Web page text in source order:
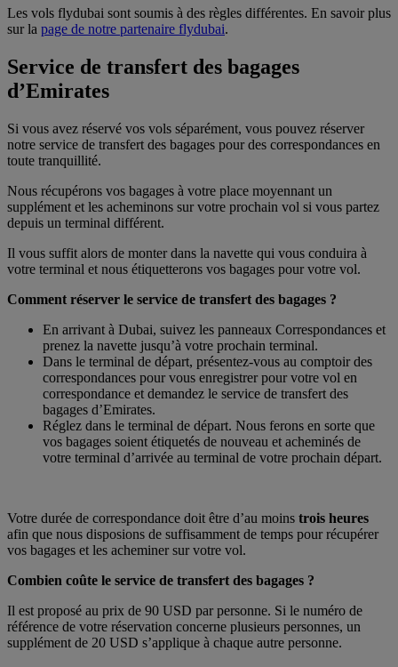
Les vols flydubai sont soumis à des règles différentes. En savoir plus
sur la page de notre partenaire flydubai.
Service de transfert des bagages
d’Emirates
Si vous avez réservé vos vols séparément, vous pouvez réserver
notre service de transfert des bagages pour des correspondances en
toute tranquillité.
Nous récupérons vos bagages à votre place moyennant un
supplément et les acheminons sur votre prochain vol si vous partez
depuis un terminal différent.
Il vous suffit alors de monter dans la navette qui vous conduira à
votre terminal et nous étiquetterons vos bagages pour votre vol.
Comment réserver le service de transfert des bagages ?
En arrivant à Dubai, suivez les panneaux Correspondances et
prenez la navette jusqu’à votre prochain terminal.
Dans le terminal de départ, présentez-vous au comptoir des
correspondances pour vous enregistrer pour votre vol en
correspondance et demandez le service de transfert des
bagages d’Emirates.
Réglez dans le terminal de départ. Nous ferons en sorte que
vos bagages soient étiquetés de nouveau et acheminés de
votre terminal d’arrivée au terminal de votre prochain départ.
Votre durée de correspondance doit être d’au moins trois heures
afin que nous disposions de suffisamment de temps pour récupérer
vos bagages et les acheminer sur votre vol.
Combien coûte le service de transfert des bagages ?
Il est proposé au prix de 90 USD par personne. Si le numéro de
référence de votre réservation concerne plusieurs personnes, un
supplément de 20 USD s’applique à chaque autre personne.